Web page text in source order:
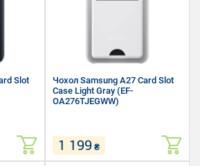
Slot
Чохол Samsung A27 Card Slot
Case Light Gray (EF-
OA276TJEGWW)
1 199 ₴